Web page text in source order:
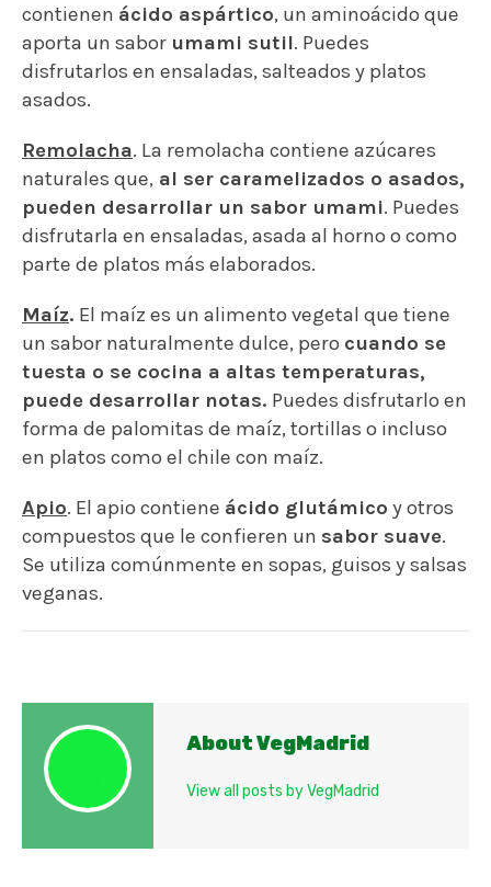
contienen ácido aspártico, un aminoácido que
aporta un sabor umami sutil. Puedes
disfrutarlos en ensaladas, salteados y platos
asados.
Remolacha. La remolacha contiene azúcares
naturales que, al ser caramelizados o asados,
pueden desarrollar un sabor umami. Puedes
disfrutarla en ensaladas, asada al horno o como
parte de platos más elaborados.
Maíz. El maíz es un alimento vegetal que tiene
un sabor naturalmente dulce, pero cuando se
tuesta o se cocina a altas temperaturas,
puede desarrollar notas. Puedes disfrutarlo en
forma de palomitas de maíz, tortillas o incluso
en platos como el chile con maíz.
Apio. El apio contiene ácido glutámico y otros
compuestos que le confieren un sabor suave.
Se utiliza comúnmente en sopas, guisos y salsas
veganas.
About VegMadrid
View all posts by VegMadrid